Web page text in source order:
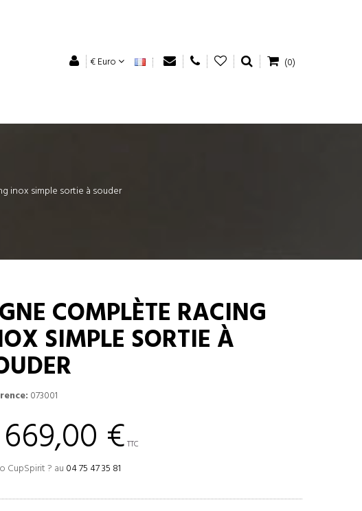
€ Euro (0)
inox simple sortie à souder
COMPLÈTE RACING
SIMPLE SORTIE À
073001
€ TTC
CupSpirit ? au 04 75 47 35 81